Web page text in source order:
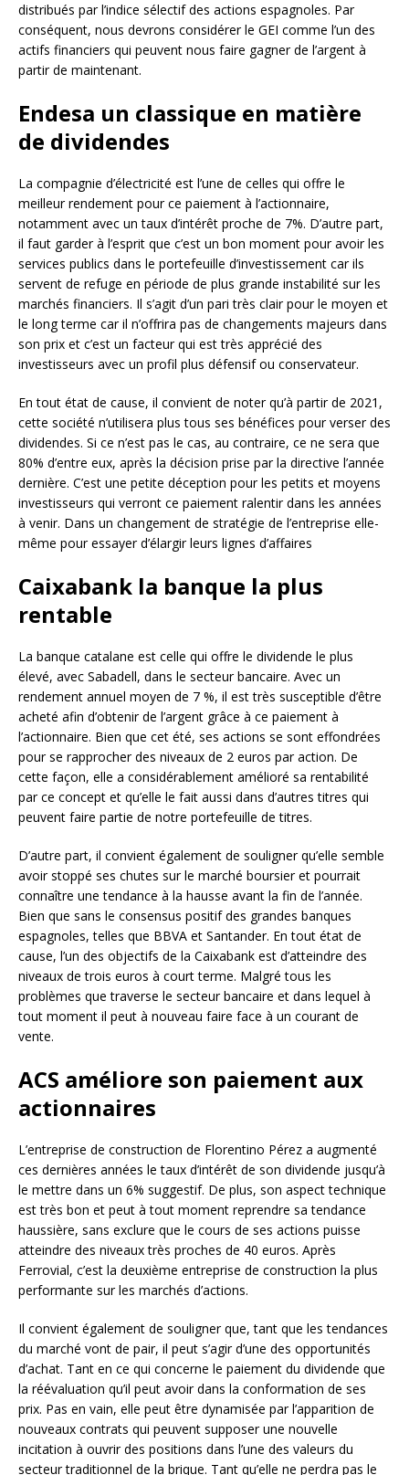
distribués par l’indice sélectif des actions espagnoles. Par
conséquent, nous devrons considérer le GEI comme l’un des
actifs financiers qui peuvent nous faire gagner de l’argent à
partir de maintenant.
Endesa un classique en matière
de dividendes
La compagnie d’électricité est l’une de celles qui offre le
meilleur rendement pour ce paiement à l’actionnaire,
notamment avec un taux d’intérêt proche de 7%. D’autre part,
il faut garder à l’esprit que c’est un bon moment pour avoir les
services publics dans le portefeuille d’investissement car ils
servent de refuge en période de plus grande instabilité sur les
marchés financiers. Il s’agit d’un pari très clair pour le moyen et
le long terme car il n’offrira pas de changements majeurs dans
son prix et c’est un facteur qui est très apprécié des
investisseurs avec un profil plus défensif ou conservateur.
En tout état de cause, il convient de noter qu’à partir de 2021,
cette société n’utilisera plus tous ses bénéfices pour verser des
dividendes. Si ce n’est pas le cas, au contraire, ce ne sera que
80% d’entre eux, après la décision prise par la directive l’année
dernière. C’est une petite déception pour les petits et moyens
investisseurs qui verront ce paiement ralentir dans les années
à venir. Dans un changement de stratégie de l’entreprise elle-
même pour essayer d’élargir leurs lignes d’affaires
Caixabank la banque la plus
rentable
La banque catalane est celle qui offre le dividende le plus
élevé, avec Sabadell, dans le secteur bancaire. Avec un
rendement annuel moyen de 7 %, il est très susceptible d’être
acheté afin d’obtenir de l’argent grâce à ce paiement à
l’actionnaire. Bien que cet été, ses actions se sont effondrées
pour se rapprocher des niveaux de 2 euros par action. De
cette façon, elle a considérablement amélioré sa rentabilité
par ce concept et qu’elle le fait aussi dans d’autres titres qui
peuvent faire partie de notre portefeuille de titres.
D’autre part, il convient également de souligner qu’elle semble
avoir stoppé ses chutes sur le marché boursier et pourrait
connaître une tendance à la hausse avant la fin de l’année.
Bien que sans le consensus positif des grandes banques
espagnoles, telles que BBVA et Santander. En tout état de
cause, l’un des objectifs de la Caixabank est d’atteindre des
niveaux de trois euros à court terme. Malgré tous les
problèmes que traverse le secteur bancaire et dans lequel à
tout moment il peut à nouveau faire face à un courant de
vente.
ACS améliore son paiement aux
actionnaires
L’entreprise de construction de Florentino Pérez a augmenté
ces dernières années le taux d’intérêt de son dividende jusqu’à
le mettre dans un 6% suggestif. De plus, son aspect technique
est très bon et peut à tout moment reprendre sa tendance
haussière, sans exclure que le cours de ses actions puisse
atteindre des niveaux très proches de 40 euros. Après
Ferrovial, c’est la deuxième entreprise de construction la plus
performante sur les marchés d’actions.
Il convient également de souligner que, tant que les tendances
du marché vont de pair, il peut s’agir d’une des opportunités
d’achat. Tant en ce qui concerne le paiement du dividende que
la réévaluation qu’il peut avoir dans la conformation de ses
prix. Pas en vain, elle peut être dynamisée par l’apparition de
nouveaux contrats qui peuvent supposer une nouvelle
incitation à ouvrir des positions dans l’une des valeurs du
secteur traditionnel de la brique. Tant qu’elle ne perdra pas le